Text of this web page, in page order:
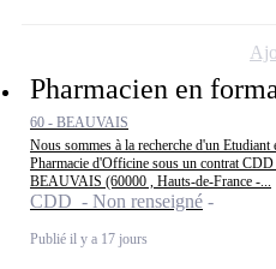
Pharmacien en
60 - BEAUVAIS
Nous sommes à la recherche d'un
Pharmacie d'Officine sous un contrat
BEAUVAIS (60000 , Hauts-de-France -...
CDD - Non renseigné
Publié il y a 17 jours